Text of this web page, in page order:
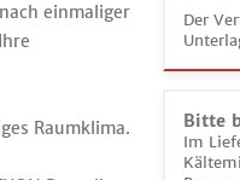
Der
Bitte
Im
einmaliger
Raumklima.